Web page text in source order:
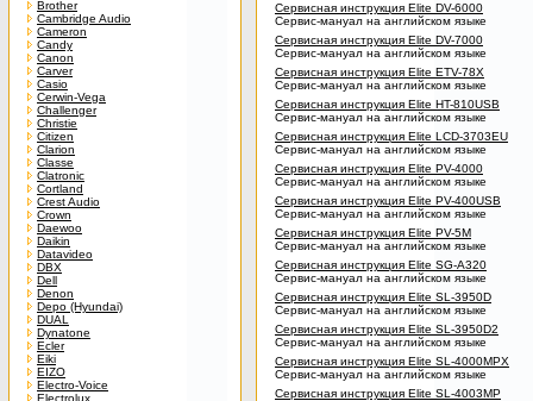
Brother
Cambridge Audio
Cameron
Candy
Canon
Carver
Casio
Cerwin-Vega
Challenger
Christie
Citizen
Clarion
Classe
Clatronic
Cortland
Crest Audio
Crown
Daewoo
Daikin
Datavideo
DBX
Dell
Denon
Depo (Hyundai)
DUAL
Dynatone
Ecler
Eiki
EIZO
Electro-Voice
Electrolux
Сервисная инструкция Elite DV-6000
Сервис-мануал на английском языке
Сервисная инструкция Elite DV-7000
Сервис-мануал на английском языке
Сервисная инструкция Elite ETV-78X
Сервис-мануал на английском языке
Сервисная инструкция Elite HT-810USB
Сервис-мануал на английском языке
Сервисная инструкция Elite LCD-3703EU
Сервис-мануал на английском языке
Сервисная инструкция Elite PV-4000
Сервис-мануал на английском языке
Сервисная инструкция Elite PV-400USB
Сервис-мануал на английском языке
Сервисная инструкция Elite PV-5M
Сервис-мануал на английском языке
Сервисная инструкция Elite SG-A320
Сервис-мануал на английском языке
Сервисная инструкция Elite SL-3950D
Сервис-мануал на английском языке
Сервисная инструкция Elite SL-3950D2
Сервис-мануал на английском языке
Сервисная инструкция Elite SL-4000MPX
Сервис-мануал на английском языке
Сервисная инструкция Elite SL-4003MP